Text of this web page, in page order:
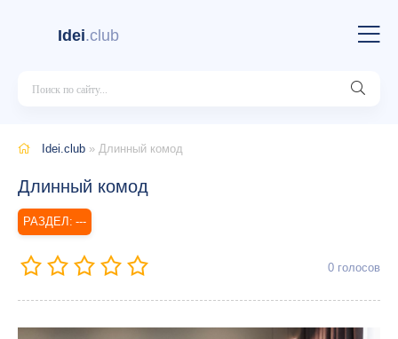
Idei.club
Idei.club » Длинный комод
Длинный комод
---
0 голосов